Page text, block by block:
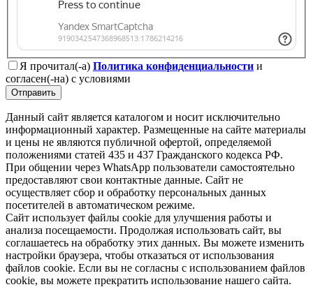
Я прочитал(-а) Политика конфиденциальности и
согласен(-на) с условиями
Отправить
Данный сайт является каталогом и носит исключительно
информационный характер. Размещенные на сайте материалы
и цены не являются публичной офертой, определяемой
положениями статей 435 и 437 Гражданского кодекса РФ.
При общении через WhatsApp пользователи самостоятельно
предоставляют свои контактные данные. Сайт не
осуществляет сбор и обработку персональных данных
посетителей в автоматическом режиме.
Сайт использует файлы cookie для улучшения работы и
анализа посещаемости. Продолжая использовать сайт, вы
соглашаетесь на обработку этих данных. Вы можете изменить
настройки браузера, чтобы отказаться от использования
файлов cookie. Если вы не согласны с использованием файлов
cookie, вы можете прекратить использование нашего сайта.